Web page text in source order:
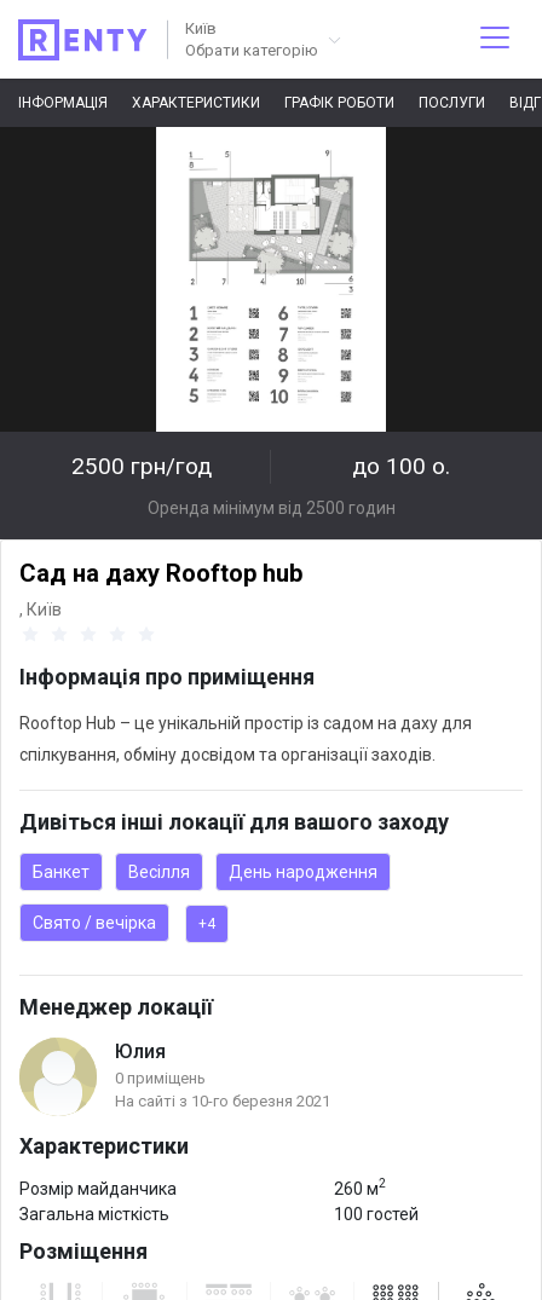
Київ
Обрати категорію
ІНФОРМАЦІЯ ХАРАКТЕРИСТИКИ ГРАФІК РОБОТИ ПОСЛУГИ
2500 грн/год до 100 о.
Оренда мінімум від 2500 годин
Сад на даху Rooftop hub
, Київ
Інформація про приміщення
Rooftop Hub – це унікальній простір із садом на даху для
спілкування, обміну досвідом та організації заходів.
Дивіться інші локації для вашого заходу
Банкет Весілля День народження
Свято / вечірка +4
Менеджер локації
Юлия
0 приміщень
На сайті з 10-го березня 2021
Характеристики
Розмір майданчика 260 м2
Загальна місткість 100 гостей
Розміщення